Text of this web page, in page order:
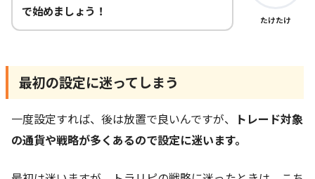
で始めましょう！
たけたけ
最初の設定に迷ってしまう
一度設定すれば、後は放置で良いんですが、 トレード対象
の通貨や戦略が多くあるので設定に迷います。